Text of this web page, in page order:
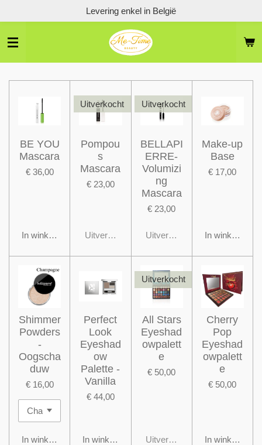
direct
naar
de
hoofdinhoud
Levering enkel in België
BE YOU
Mascara
€ 36,00
In winkelwagen
Uitverkocht
Pompou
s
Mascara
€ 23,00
Uitverkocht
Uitverkocht
BELLAPI
ERRE-
Volumizi
ng
Mascara
€ 23,00
Uitverkocht
Make-up
Base
€ 17,00
In
Shimmer
Powders
-
Oogscha
duw
€ 16,00
In winkelwagen
Perfect
Look
Eyeshad
ow
Palette -
Vanilla
€ 44,00
In winkelwagen
Uitverkocht
All Stars
Eyeshad
owpalett
e
€ 50,00
Uitverkocht
Cherry
Pop
Eyeshad
owpalett
e
€ 50,00
In